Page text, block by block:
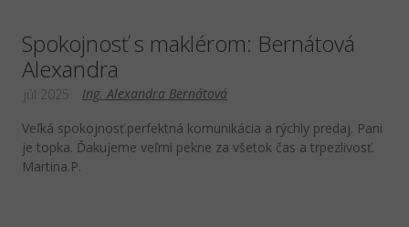
Spokojnosť s maklérom: Bernátová
Alexandra
Ing. Alexandra Bernátová
júl 2025
Veľká spokojnosť.perfektná komunikácia a rýchly predaj. Pani
je topka. Ďakujeme veľmi pekne za všetok čas a trpezlivosť.
Martina.P.